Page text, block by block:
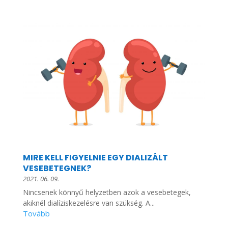
MIRE KELL FIGYELNIE EGY DIALIZÁLT
VESEBETEGNEK?
2021. 06. 09.
Nincsenek könnyű helyzetben azok a vesebetegek,
akiknél dialíziskezelésre van szükség. A...